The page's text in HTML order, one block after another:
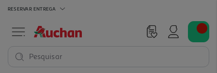
RESERVAR ENTREGA
Pesquisar